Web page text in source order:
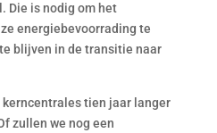
Die is nodig om het
energiebevoorrading te
blijven in de transitie naar
tien jaar langer
zullen we nog een